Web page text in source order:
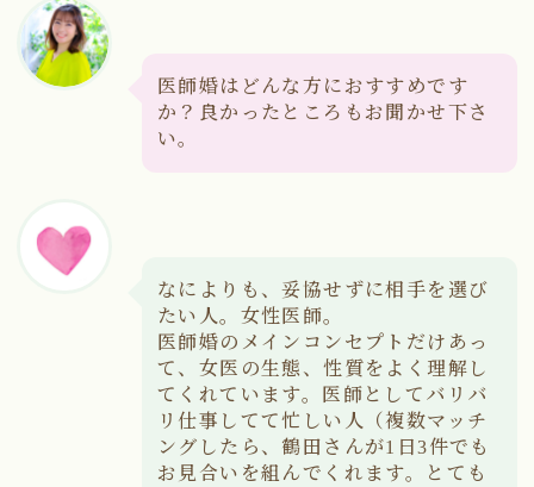
医師婚はどんな方におすすめです
か？良かったところもお聞かせ下さ
い。
なによりも、妥協せずに相手を選び
たい人。女性医師。
医師婚のメインコンセプトだけあっ
て、女医の生態、性質をよく理解し
てくれています。医師としてバリバ
リ仕事してて忙しい人（複数マッチ
ングしたら、鶴田さんが1日3件でも
お見合いを組んでくれます。とても